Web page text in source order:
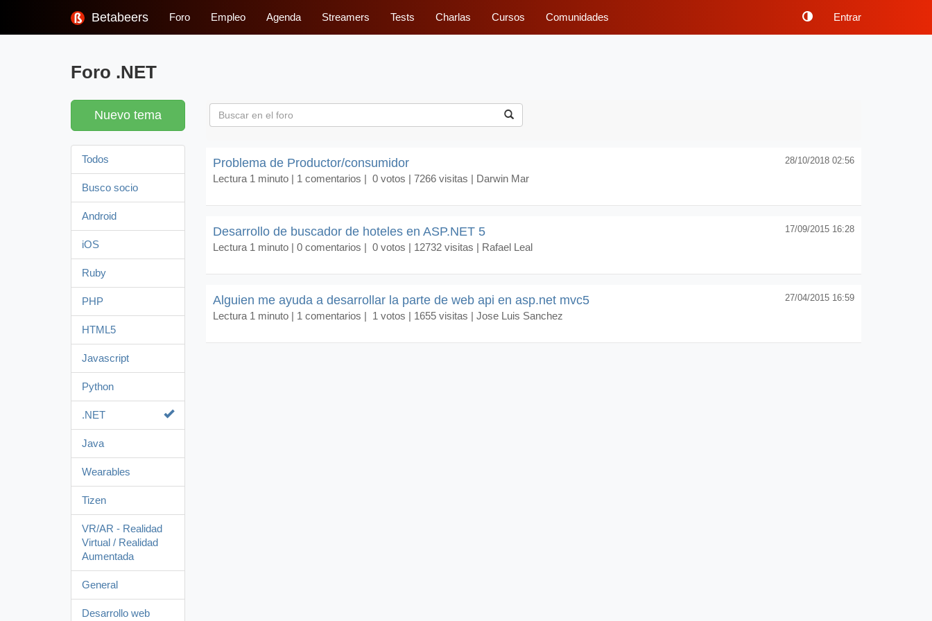
Betabeers Foro Empleo Agenda Streamers Tests Charlas Cursos Comunidades Entrar
Foro .NET
Nuevo tema
Todos
Busco socio
Android
iOS
Ruby
PHP
HTML5
Javascript
Python
.NET
Java
Wearables
Tizen
VR/AR - Realidad
Virtual / Realidad
Aumentada
General
Desarrollo web
28/10/2018 02:56
Problema de Productor/consumidor
Lectura 1 minuto | 1 comentarios | 0 votos | 7266 visitas | Darwin Mar
17/09/2015 16:28
Desarrollo de buscador de hoteles en ASP.NET 5
Lectura 1 minuto | 0 comentarios | 0 votos | 12732 visitas | Rafael Leal
27/04/2015 16:59
Alguien me ayuda a desarrollar la parte de web api en asp.net mvc5
Lectura 1 minuto | 1 comentarios | 1 votos | 1655 visitas | Jose Luis Sanchez